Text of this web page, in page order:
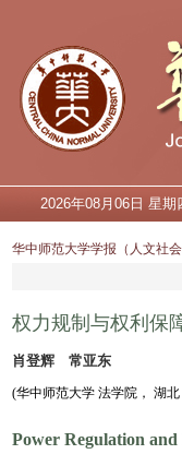
2026年08月06日 星期
华中师范大学学报（人文社会
权力规制与权利保
肖登辉 常亚东
(华中师范大学 法学院， 湖北
Power Regulation